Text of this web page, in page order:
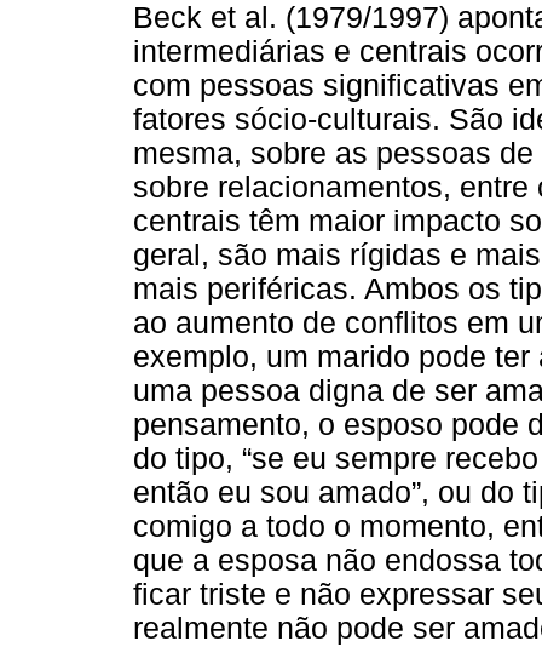
Beck et al. (1979/1997)
intermediárias e centrais
com pessoas significativas
fatores sócio-culturais. São
mesma, sobre as pessoas
sobre relacionamentos,
centrais têm maior impacto
geral, são mais rígidas e
mais periféricas. Ambos os
ao aumento de conflitos em
exemplo, um marido pode
uma pessoa digna de ser
pensamento, o esposo pode
do tipo, “se eu sempre
então eu sou amado”, ou do
comigo a todo o momento,
que a esposa não endossa
ficar triste e não expressar
realmente não pode ser